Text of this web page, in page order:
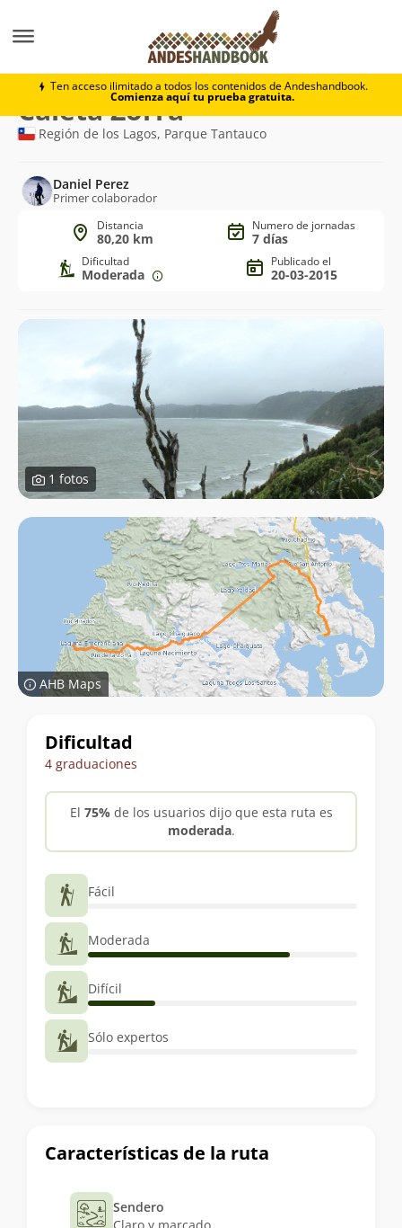
Ten acceso ilimitado a todos los contenidos de Andeshandbook.
Comienza aquí tu prueba gratuita.
Caleta Zorra
Ruta
de
trekking
Caleta Zorra
Región de los Lagos, Parque Tantauco
Daniel Perez
Primer colaborador
Distancia
80,20 km
Numero de jornadas
7 días
Dificultad
Moderada
Publicado el
20-03-2015
1 fotos
AHB Maps
Datos
del
trekking
Características de la ruta
Sendero
Dificultad
4 graduaciones
El 75% de los usuarios dijo que esta ruta es
moderada.
Fácil
Moderada
Difícil
Sólo expertos